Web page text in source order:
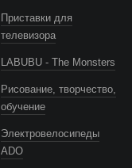
Приставки для
телевизора
LABUBU - The Monsters
Рисование, творчество,
обучение
Электровелосипеды
ADO